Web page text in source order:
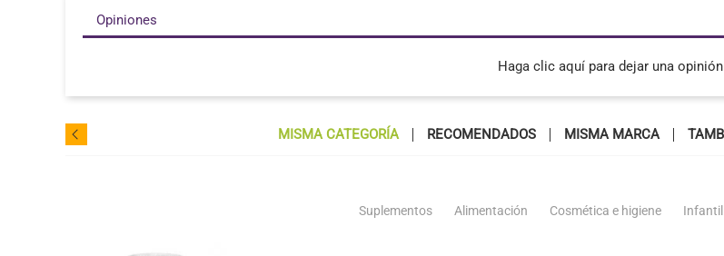
Opiniones
Haga clic aquí para dejar una opinión
MISMA CATEGORÍA RECOMENDADOS MISMA MARCA
Suplementos Alimentación Cosmética e higiene Infantil